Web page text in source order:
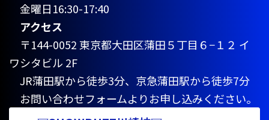
金曜日16:30-17:40
アクセス
〒144-0052 東京都大田区蒲田５丁目６−１２ イ
ワシタビル 2F
JR蒲田駅から徒歩3分、京急蒲田駅から徒歩7分
お問い合わせフォームよりお申し込みください。